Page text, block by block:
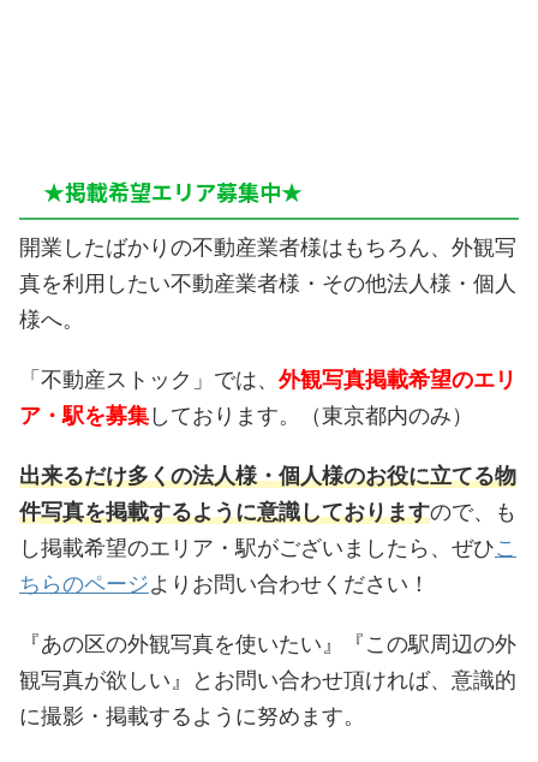
★掲載希望エリア募集中★
開業したばかりの不動産業者様はもちろん、外観写
真を利用したい不動産業者様・その他法人様・個人
様へ。
「不動産ストック」では、 外観写真掲載希望のエリ
ア・駅を募集しております。（東京都内のみ）
出来るだけ多くの法人様・個人様のお役に立てる物
件写真を掲載するように意識しておりますので、も
し掲載希望のエリア・駅がございましたら、ぜひこ
ちらのページよりお問い合わせください！
『あの区の外観写真を使いたい』『この駅周辺の外
観写真が欲しい』とお問い合わせ頂ければ、意識的
に撮影・掲載するように努めます。